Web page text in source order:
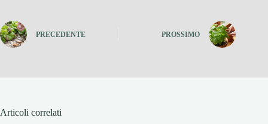
PRECEDENTE PROSSIMO
Articoli correlati